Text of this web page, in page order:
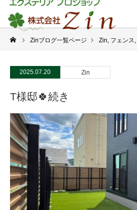
Zinブログ一覧ページ Zin, フェンス,
2025.07.20 Zin
T様邸🍀続き